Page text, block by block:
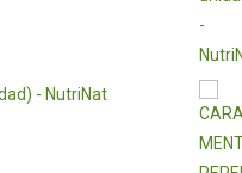
- NutriNat